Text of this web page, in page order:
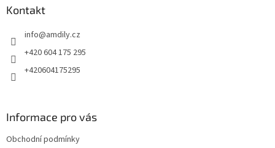
Kontakt
info@amdily.cz
+420 604 175 295
+420604175295
Informace pro vás
Obchodní podmínky